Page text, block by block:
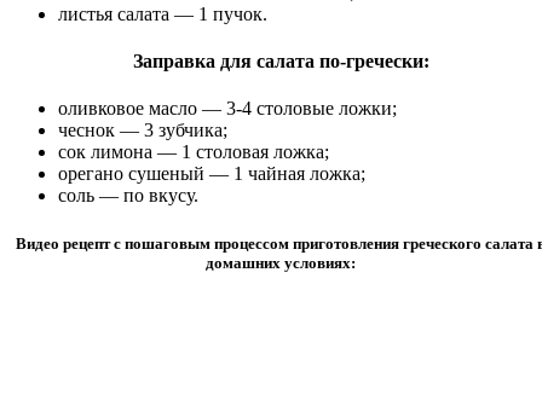
листья салата — 1 пучок.
Заправка для салата по-гречески:
оливковое масло — 3-4 столовые ложки;
чеснок — 3 зубчика;
сок лимона — 1 столовая ложка;
орегано сушеный — 1 чайная ложка;
соль — по вкусу.
Видео рецепт с пошаговым процессом приготовления греческого салата
домашних условиях: